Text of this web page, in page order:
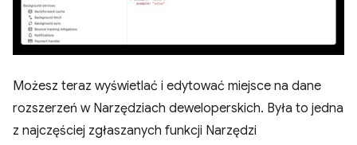
Możesz teraz wyświetlać i edytować miejsce na dane
rozszerzeń w Narzędziach deweloperskich. Była to jedna
z najczęściej zgłaszanych funkcji Narzędzi